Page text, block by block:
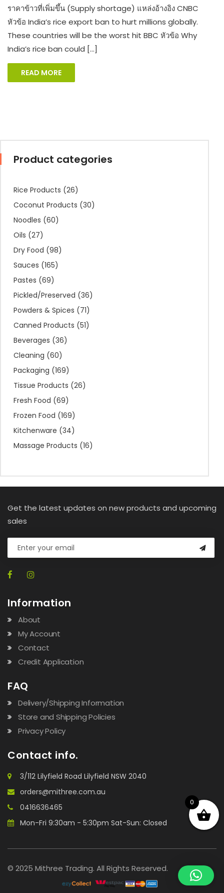
ราคาข้าวที่เพิ่มขึ้น (Supply shortage) แหล่งอ้างอิง CNBC
หัวข้อ India’s rice export ban to hurt millions globally.
These countries will be the worst hit BBC หัวข้อ Why
India’s rice ban could […]
READ MORE
Product categories
Rice Products (26)
Coconut Products (30)
Noodles (60)
Oils (27)
Dry Food (98)
Sauces (165)
Pastes (69)
Pickled/Preserved (36)
Powders & Spices (71)
Canned Products (51)
Beverages (36)
Cleaning (60)
Packaging (169)
Tissue Products (26)
Fresh Food (69)
Frozen Food (169)
Kitchenware (34)
Massage Products (16)
Get the latest updates on new products and upcoming
sales
Information
About
My Account
Contact
Credit Application
FAQ
Delivery/Shipping Information
Store and Shipping Policies
Privacy Policy
Contact info.
3/112 Lilyfield Road Lilyfield NSW 2040
orders@mithree.com.au
0416636465
Mon-Fri 9:30am - 5:30pm Sat-Sun: Closed
© 2025 Mithree Trading. All Rights Reserved.
0